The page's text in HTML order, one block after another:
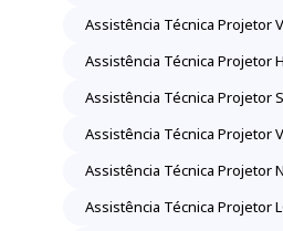
Assistência Técnica Projetor
Assistência Técnica Projetor
Assistência Técnica Projetor
Assistência Técnica Projetor
Assistência Técnica Projetor
Assistência Técnica Projetor